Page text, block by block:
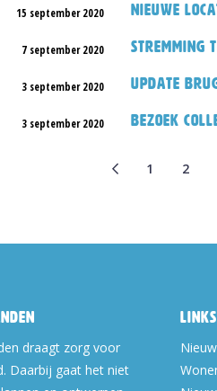
15 september 2020 Nieuwe
7 september 2020 Stremming
3 september 2020 Update
3 september 2020 Bezoek
1 2
draagt zorg voor
Daarbij gaat het niet
Links